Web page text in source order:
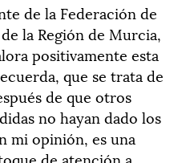
de la Federación de
la Región de Murcia,
positivamente esta
que se trata de
de que otros
no hayan dado los
mi opinión, es una
de atención a